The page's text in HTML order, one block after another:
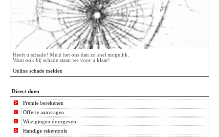
Heeft u schade? Meld het ons dan zo snel mogelijk.
Want ook bij schade staan we voor u klaar!
Online schade melden
Direct doen
Premie berekenen
Offerte aanvragen
Wijzigingen doorgeven
Handige rekentools